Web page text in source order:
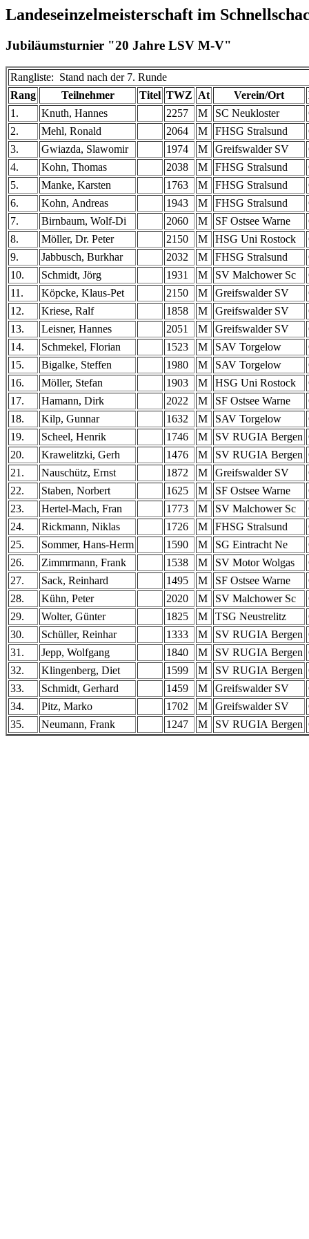
Landeseinzelmeisterschaft im
Jubiläumsturnier "20 Jahre LSV M-V"
Rangliste: Stand nach der 7. Runde
Rang
Teilnehmer Titel TWZ At Verein/Ort
1.
Knuth, Hannes 2257 M SC Neukloster
2.
Mehl, Ronald 2064 M FHSG Stralsund
3.
Gwiazda, Slawomir 1974 M Greifswalder SV
4.
Kohn, Thomas 2038 M FHSG Stralsund
5.
Manke, Karsten 1763 M FHSG Stralsund
6.
Kohn, Andreas 1943 M FHSG Stralsund
7.
Birnbaum, Wolf-Di 2060 M SF Ostsee Warne
8.
Möller, Dr. Peter 2150 M HSG Uni Rostock
9.
Jabbusch, Burkhar 2032 M FHSG Stralsund
10.
Schmidt, Jörg 1931 M SV Malchower Sc
11.
Köpcke, Klaus-Pet 2150 M Greifswalder SV
12.
Kriese, Ralf 1858 M Greifswalder SV
13.
Leisner, Hannes 2051 M Greifswalder SV
14.
Schmekel, Florian 1523 M SAV Torgelow
15.
Bigalke, Steffen 1980 M SAV Torgelow
16.
Möller, Stefan 1903 M HSG Uni Rostock
17.
Hamann, Dirk 2022 M SF Ostsee Warne
18.
Kilp, Gunnar 1632 M SAV Torgelow
19.
Scheel, Henrik 1746 M SV RUGIA Bergen
20.
Krawelitzki, Gerh 1476 M SV RUGIA Bergen
21.
Nauschütz, Ernst 1872 M Greifswalder SV
22.
Staben, Norbert 1625 M SF Ostsee Warne
23.
Hertel-Mach, Fran 1773 M SV Malchower Sc
24.
Rickmann, Niklas 1726 M FHSG Stralsund
25.
Sommer, Hans-Herm 1590 M SG Eintracht Ne
26.
Zimmrmann, Frank 1538 M SV Motor Wolgas
27.
Sack, Reinhard 1495 M SF Ostsee Warne
28.
Kühn, Peter 2020 M SV Malchower Sc
29.
Wolter, Günter 1825 M TSG Neustrelitz
30.
Schüller, Reinhar 1333 M SV RUGIA Bergen
31.
Jepp, Wolfgang 1840 M SV RUGIA Bergen
32.
Klingenberg, Diet 1599 M SV RUGIA Bergen
33.
Schmidt, Gerhard 1459 M Greifswalder SV
34.
Pitz, Marko 1702 M Greifswalder SV
35.
Neumann, Frank 1247 M SV RUGIA Bergen